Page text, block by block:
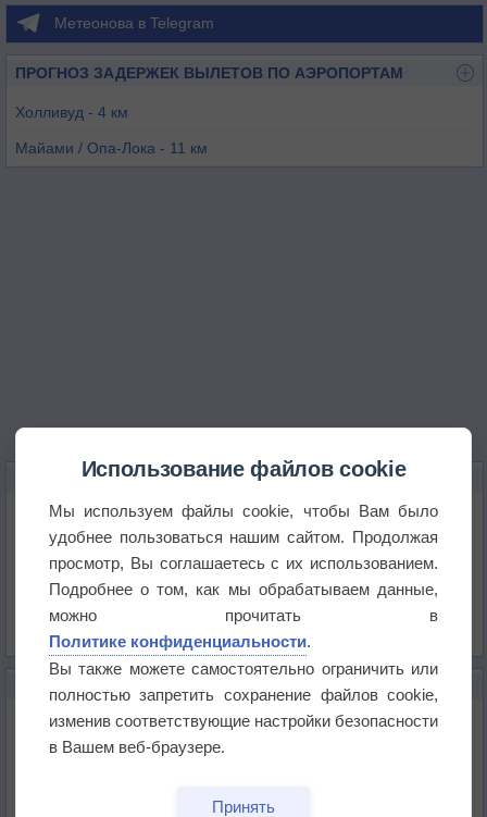
Метеонова в Telegram
ПРОГНОЗ ЗАДЕРЖЕК ВЫЛЕТОВ ПО АЭРОПОРТАМ
Холливуд - 4 км
Майами / Опа-Лока - 11 км
КАРТЫ ПОГОДЫ В ПЕМБРОК-ПАЙНЕСЕ
Температура
Давление
Осадки
Список всех карт
Дневная температура воздуха в ОАЭ превысила
+51°
Использование файлов cookie
Мы используем файлы cookie, чтобы Вам было
удобнее пользоваться нашим сайтом. Продолжая
просмотр, Вы соглашаетесь с их использованием.
Подробнее о том, как мы обрабатываем данные,
можно прочитать в
Политике конфиденциальности.
Вы также можете самостоятельно ограничить или
полностью запретить сохранение файлов cookie,
изменив соответствующие настройки безопасности
в Вашем веб-браузере.
Принять